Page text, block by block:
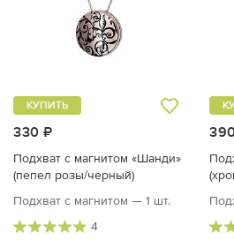
330 ₽
КУПИТЬ
Подхват с магнитом «Шанди»
(пепел розы/черный)
Подхват с магнитом — 1 шт.
4